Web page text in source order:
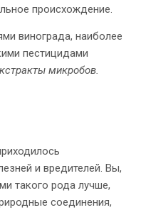
происхождение.
винограда, наиболее
пестицидами
микробов.
и вредителей. Вы,
такого рода лучше,
соединения,